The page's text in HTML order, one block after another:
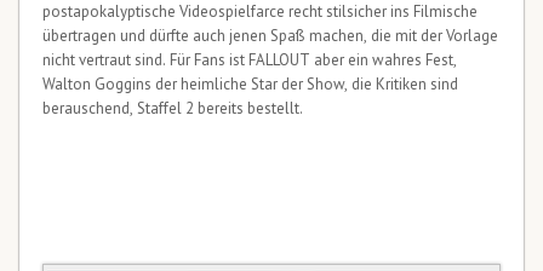
postapokalyptische Videospielfarce recht stilsicher ins Filmische
übertragen und dürfte auch jenen Spaß machen, die mit der Vorlage
nicht vertraut sind. Für Fans ist FALLOUT aber ein wahres Fest,
Walton Goggins der heimliche Star der Show, die Kritiken sind
berauschend, Staffel 2 bereits bestellt.